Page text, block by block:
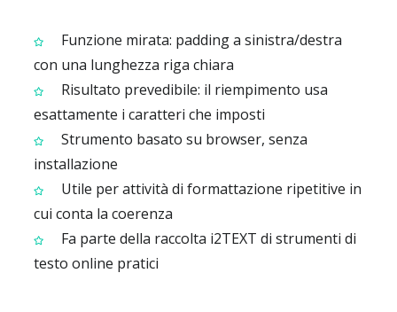
Funzione mirata: padding a sinistra/destra
con una lunghezza riga chiara
Risultato prevedibile: il riempimento usa
esattamente i caratteri che imposti
Strumento basato su browser, senza
installazione
Utile per attività di formattazione ripetitive in
cui conta la coerenza
Fa parte della raccolta i2TEXT di strumenti di
testo online pratici